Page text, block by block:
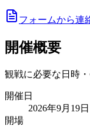
フォームから連
開催概要
観戦に必要な日時
開催日
2026年9月19日
開場